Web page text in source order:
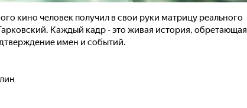
кино человек получил в свои руки матрицу реального
Каждый кадр - это живая история, обретающая
имен и событий.